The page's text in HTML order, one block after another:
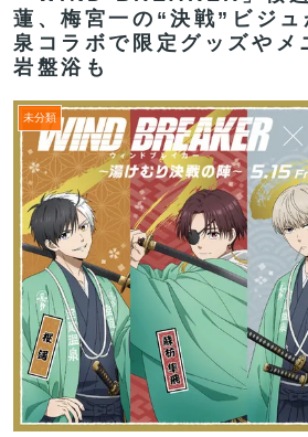
蓮、梅宮一の“決戦”ビジ
泉コラボで限定グッズやメ
岩盤浴も
未分類